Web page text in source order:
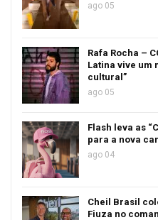
ago 05
Rafa Rocha –
Latina vive um
cultural”
ago 05
Flash leva as
para a nova
ago 04
Cheil Brasil
Fiuza no